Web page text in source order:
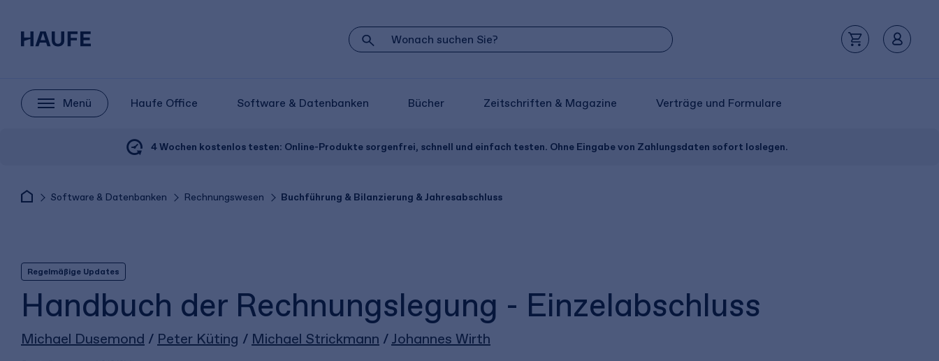
Menü Haufe Office Software & Datenbanken Bücher Zeitschriften & Magazine Verträge und Formulare
4 Wochen kostenlos testen: Online-Produkte sorgenfrei, schnell und einfach testen. Ohne Eingabe von Zahlungsdaten sofort loslegen.
Software & Datenbanken Rechnungswesen Buchführung & Bilanzierung & Jahresabschluss
Regelmäßige Updates
Handbuch der Rechnungslegung - Einzelabschluss
Michael Dusemond / Peter Küting / Michael Strickmann / Johannes Wirth